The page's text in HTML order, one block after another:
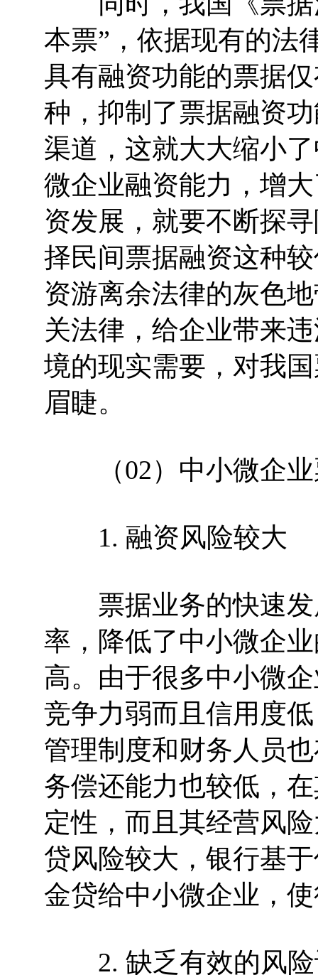
本票”，依据现有的法
具有融资功能的票据
种，抑制了票据融资
渠道，这就大大缩小
微企业融资能力，增
资发展，就要不断探
择民间票据融资这种
资游离余法律的灰色
关法律，给企业带来
境的现实需要，对我
眉睫。
（02）中小微企业
1. 融资风险较大
票据业务的快速发
率，降低了中小微企
高。由于很多中小微
竞争力弱而且信用度
管理制度和财务人员
务偿还能力也较低，
定性，而且其经营风
贷风险较大，银行基
金贷给中小微企业，
2. 缺乏有效的风险